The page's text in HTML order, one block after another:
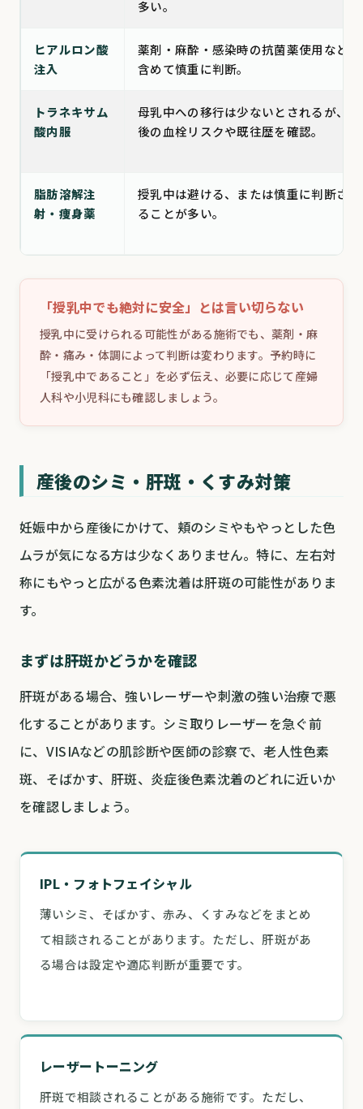
多い。
ヒアルロン酸
注入
薬剤・麻酔・感染時の抗菌薬使用などを
含めて慎重に判断。
トラネキサム
酸内服
母乳中への移行は少ないとされるが、産
後の血栓リスクや既往歴を確認。
脂肪溶解注
射・痩身薬
授乳中は避ける、または慎重に判断され
ることが多い。
「授乳中でも絶対に安全」とは言い切らない
授乳中に受けられる可能性がある施術でも、薬剤・麻
酔・痛み・体調によって判断は変わります。予約時に
「授乳中であること」を必ず伝え、必要に応じて産婦
人科や小児科にも確認しましょう。
産後のシミ・肝斑・くすみ対策
妊娠中から産後にかけて、頬のシミやもやっとした色
ムラが気になる方は少なくありません。特に、左右対
称にもやっと広がる色素沈着は肝斑の可能性がありま
す。
まずは肝斑かどうかを確認
肝斑がある場合、強いレーザーや刺激の強い治療で悪
化することがあります。シミ取りレーザーを急ぐ前
に、VISIAなどの肌診断や医師の診察で、老人性色素
斑、そばかす、肝斑、炎症後色素沈着のどれに近いか
を確認しましょう。
IPL・フォトフェイシャル
薄いシミ、そばかす、赤み、くすみなどをまとめ
て相談されることがあります。ただし、肝斑があ
る場合は設定や適応判断が重要です。
レーザートーニング
肝斑で相談されることがある施術です。ただし、